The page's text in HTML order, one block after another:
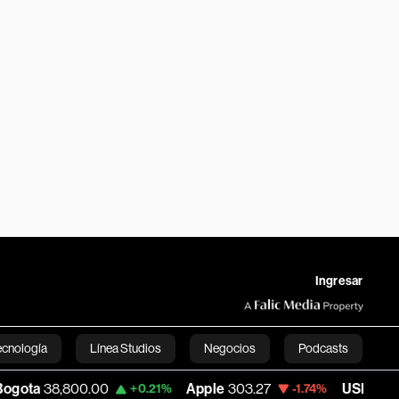
Ingresar
Línea Studios Negocios Podcasts
English+0.21% Apple 303.27 -1.74% USD COP 3,232.96